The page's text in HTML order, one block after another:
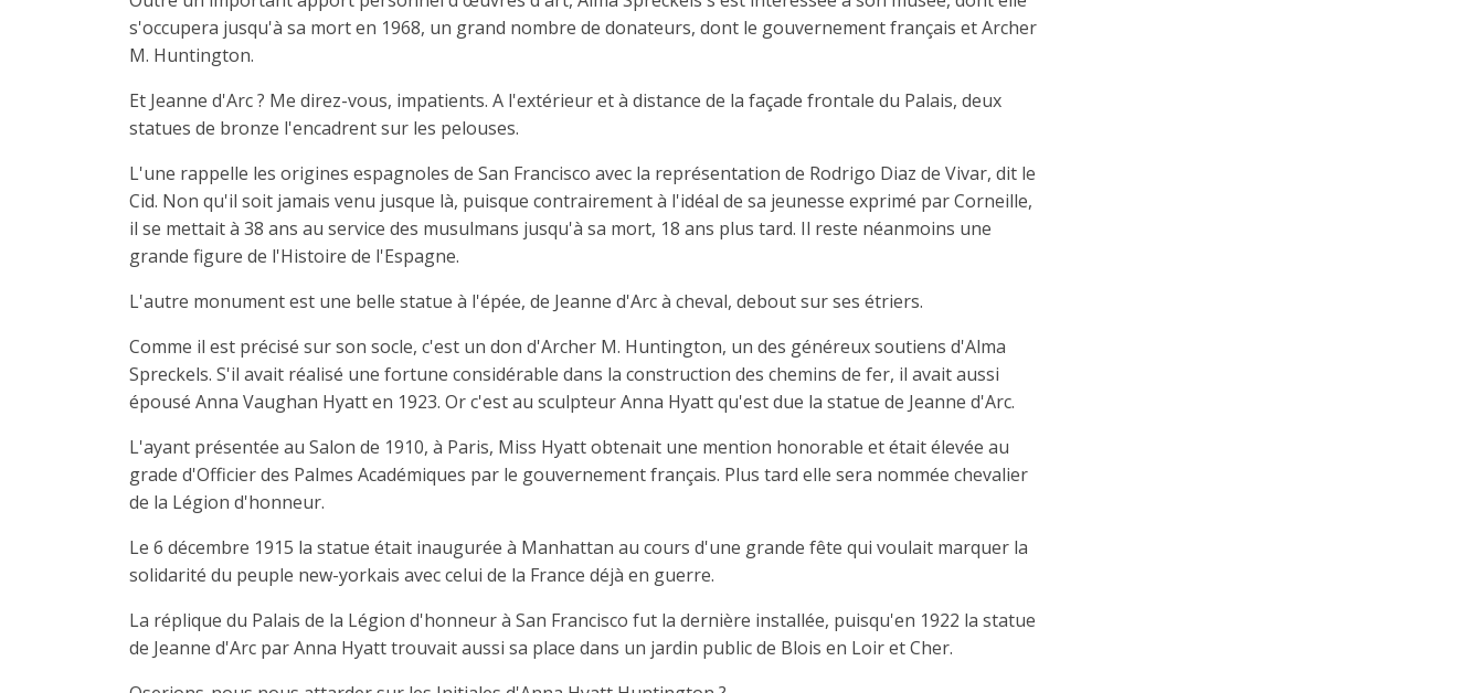
s'occupera jusqu'à sa mort en 1968, un grand nombre de donateurs, dont le gouvernement français et Archer
M. Huntington.
Et Jeanne d'Arc ? Me direz-vous, impatients. A l'extérieur et à distance de la façade frontale du Palais, deux
statues de bronze l'encadrent sur les pelouses.
L'une rappelle les origines espagnoles de San Francisco avec la représentation de Rodrigo Diaz de Vivar, dit le
Cid. Non qu'il soit jamais venu jusque là, puisque contrairement à l'idéal de sa jeunesse exprimé par Corneille,
il se mettait à 38 ans au service des musulmans jusqu'à sa mort, 18 ans plus tard. Il reste néanmoins une
grande figure de l'Histoire de l'Espagne.
L'autre monument est une belle statue à l'épée, de Jeanne d'Arc à cheval, debout sur ses étriers.
Comme il est précisé sur son socle, c'est un don d'Archer M. Huntington, un des généreux soutiens d'Alma
Spreckels. S'il avait réalisé une fortune considérable dans la construction des chemins de fer, il avait aussi
épousé Anna Vaughan Hyatt en 1923. Or c'est au sculpteur Anna Hyatt qu'est due la statue de Jeanne d'Arc.
L'ayant présentée au Salon de 1910, à Paris, Miss Hyatt obtenait une mention honorable et était élevée au
grade d'Officier des Palmes Académiques par le gouvernement français. Plus tard elle sera nommée chevalier
de la Légion d'honneur.
Le 6 décembre 1915 la statue était inaugurée à Manhattan au cours d'une grande fête qui voulait marquer la
solidarité du peuple new-yorkais avec celui de la France déjà en guerre.
La réplique du Palais de la Légion d'honneur à San Francisco fut la dernière installée, puisqu'en 1922 la statue
de Jeanne d'Arc par Anna Hyatt trouvait aussi sa place dans un jardin public de Blois en Loir et Cher.